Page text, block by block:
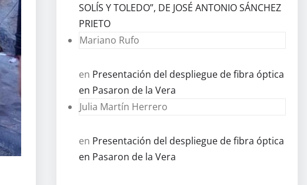
SOLÍS Y TOLEDO”, DE JOSÉ ANTONIO SÁNCHEZ
PRIETO
Mariano Rufo
en Presentación del despliegue de fibra óptica
en Pasaron de la Vera
Julia Martín Herrero
en Presentación del despliegue de fibra óptica
en Pasaron de la Vera